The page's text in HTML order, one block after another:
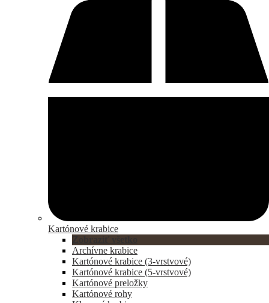
Kartónové krabice
Archívne krabice
Kartónové krabice (3-vrstvové)
Kartónové krabice (5-vrstvové)
Kartónové preložky
Kartónové rohy